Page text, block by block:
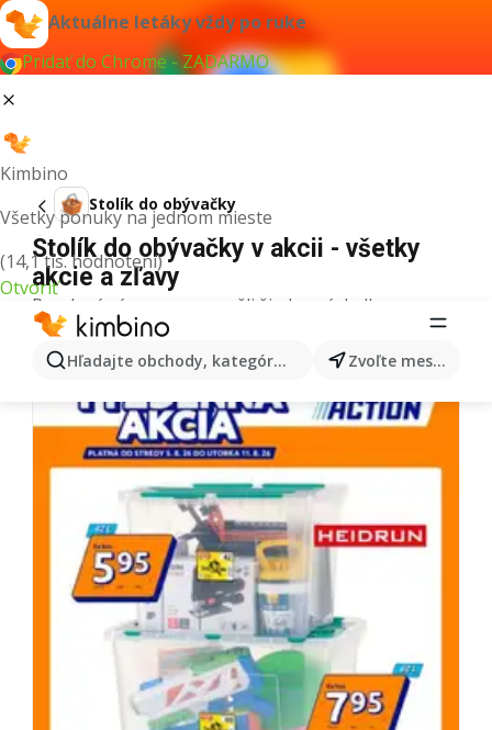
Aktuálne letáky vždy po ruke
Pridať do Chrome - ZADARMO
Kimbino
Všetky ponuky na jednom mieste
(14,1 tis. hodnotení)
Otvoriť
Hľadajte obchody, kategórie, produkty... Zvoľte mesto
Stolík do obývačky
Stolík do obývačky v akcii - všetky
akcie a zľavy
Pre daný výraz sme nenašli žiadne výsledky.
Ďalšie letáky z kategórie